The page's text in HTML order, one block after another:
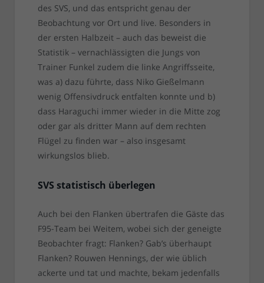
des SVS, und das entspricht genau der
Beobachtung vor Ort und live. Besonders in
der ersten Halbzeit – auch das beweist die
Statistik – vernachlässigten die Jungs von
Trainer Funkel zudem die linke Angriffsseite,
was a) dazu führte, dass Niko Gießelmann
wenig Offensivdruck entfalten konnte und b)
dass Haraguchi immer wieder in die Mitte zog
oder gar als dritter Mann auf dem rechten
Flügel zu finden war – also insgesamt
wirkungslos blieb.
SVS statistisch überlegen
Auch bei den Flanken übertrafen die Gäste das
F95-Team bei Weitem, wobei sich der geneigte
Beobachter fragt: Flanken? Gab’s überhaupt
Flanken? Rouwen Hennings, der wie üblich
ackerte und tat und machte, bekam jedenfalls